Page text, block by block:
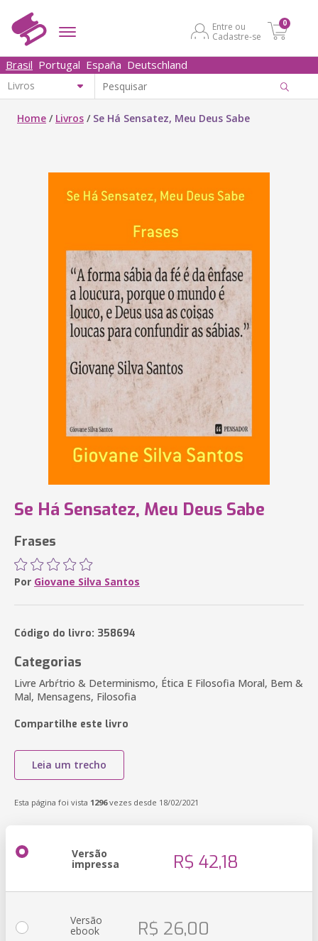
Entre ou
Cadastre-se
0
Brasil Portugal España Deutschland
Home / Livros / Se Há Sensatez, Meu Deus Sabe
Se Há Sensatez, Meu Deus Sabe
Frases
Por Giovane Silva Santos
Código do livro: 358694
Categorias
Livre Arbŕtrio & Determinismo, Ética E Filosofia Moral, Bem &
Mal, Mensagens, Filosofia
Compartilhe este livro
Leia um trecho
Esta página foi vista 1296vezes desde 18/02/2021
Versão
impressa R$ 42,18
Versão
ebook R$ 26,00